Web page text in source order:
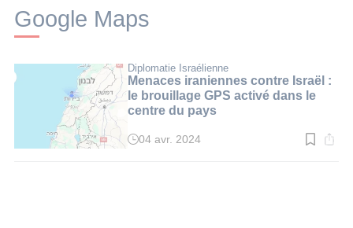
Google Maps
Diplomatie Israélienne
Menaces iraniennes contre Israël :
le brouillage GPS activé dans le
centre du pays
Temps
04 avr. 2024